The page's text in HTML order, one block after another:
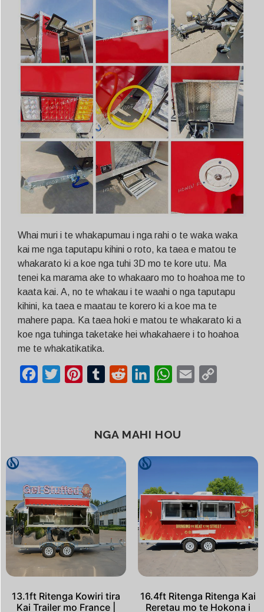
Whai muri i te whakapumau i nga rahi o te waka waka
kai me nga taputapu kihini o roto, ka taea e matou te
whakarato ki a koe nga tuhi 3D mo te kore utu. Ma
tenei ka marama ake to whakaaro mo to hoahoa me to
kaata kai. A, no te whakau i te waahi o nga taputapu
kihini, ka taea e maatau te korero ki a koe ma te
mahere papa. Ka taea hoki e matou te whakarato ki a
koe nga tuhinga taketake hei whakahaere i to hoahoa
me te whakatikatika.
Facebook
Twitter Pinterest
Tumblr Reddit LinkedInWhatsApp
Email
NGA MAHI HOU
13.1ft Ritenga Kowiri tira
Kai Trailer mo France |
16.4ft Ritenga Ritenga Kai
Reretau mo te Hokona i